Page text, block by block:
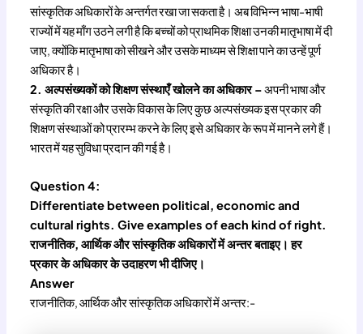
सांस्कृतिक अधिकारों के अन्तर्गत रखा जा सकता है। अब विभिन्न भाषा-भाषी
राज्यों में यह माँग उठने लगी है कि बच्चों को प्राथमिक शिक्षा उनकी मातृभाषा में दी
जाए, क्योंकि मातृभाषा को सीखने और उसके माध्यम से शिक्षा पाने का उन्हें पूर्ण
अधिकार है।
2. अल्पसंख्यकों को शिक्षण संस्थाएँ खोलने का अधिकार –अपनी भाषा और
संस्कृति की रक्षा और उसके विकास के लिए कुछ अल्पसंख्यक इस प्रकार की
शिक्षण संस्थाओं को प्रारम्भ करने के लिए इसे अधिकार के रूप में मानने लगे हैं।
भारत में यह सुविधा प्रदान की गई है।
Question 4:
Differentiate between political, economic and
cultural rights. Give examples of each kind of right.
राजनीतिक, आर्थिक और सांस्कृतिक अधिकारों में अन्तर बताइए। हर
प्रकार के अधिकार के उदाहरण भी दीजिए।
Answer
राजनीतिक, आर्थिक और सांस्कृतिक अधिकारों में अन्तर:-